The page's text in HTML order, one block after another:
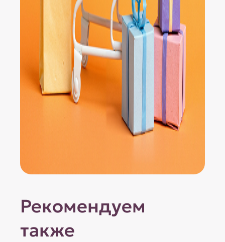
Рекомендуем
также